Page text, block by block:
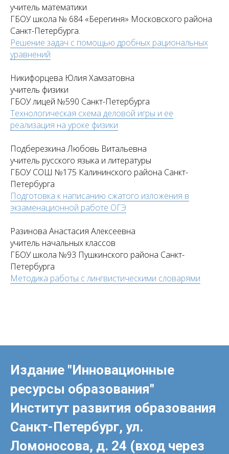
учитель математики
ГБОУ школа № 684 «Берегиня» Московского района
Санкт-Петербурга.
Решение задач с помощью дробных рациональных
уравнений
Никифорцева Юлия Хамзатовна
учитель физики
ГБОУ лицей №590 Санкт-Петербурга
Технологическая схема деловой игры и ее
реализация на уроке физики
Подберезкина Любовь Витальевна
учитель русского языка и литературы
ГБОУ СОШ №175 Калининского района Санкт-
Петербурга
Подготовка к написанию сжатого изложения в
экзаменационной работе ОГЭ
Разинова Анастасия Алексеевна
учитель начальных классов
ГБОУ школа №93 Пушкинского района Санкт-
Петербурга
Методика работы с лингвистическими словарями
Издание "Инновационные
ресурсы образования"
Институт развития образования
Санкт-Петербург, ул.
Ломоносова, д. 24 (вход через